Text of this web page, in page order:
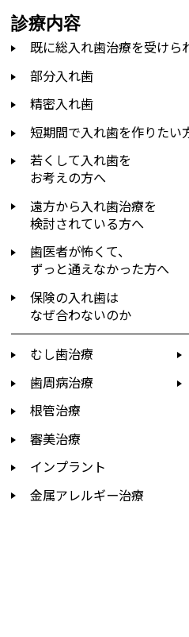
診療内容
既に総入れ歯治療を受けら
部分入れ歯
精密入れ歯
短期間で入れ歯を作りたい
若くして入れ歯を
お考えの方へ
遠方から入れ歯治療を
検討されている方へ
歯医者が怖くて、
ずっと通えなかった方へ
保険の入れ歯は
なぜ合わないのか
むし歯治療
歯周病治療
根管治療
審美治療
インプラント
金属アレルギー治療